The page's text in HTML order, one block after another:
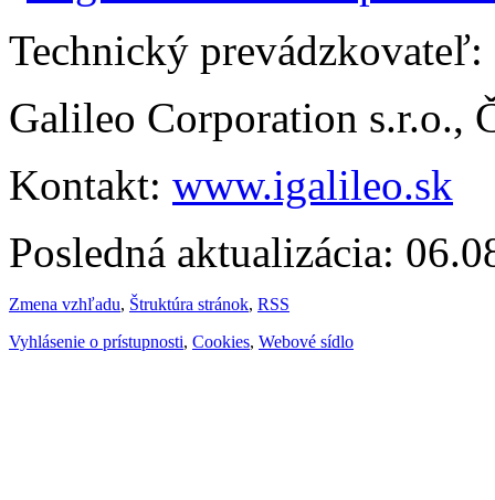
Technický prevádzkovateľ:
Galileo Corporation s.r.o.,
Kontakt: www.igalileo.sk
Posledná aktualizácia:
Zmena vzhľadu, Štruktúra stránok, RSS
Vyhlásenie o prístupnosti, Cookies, Webové sídlo